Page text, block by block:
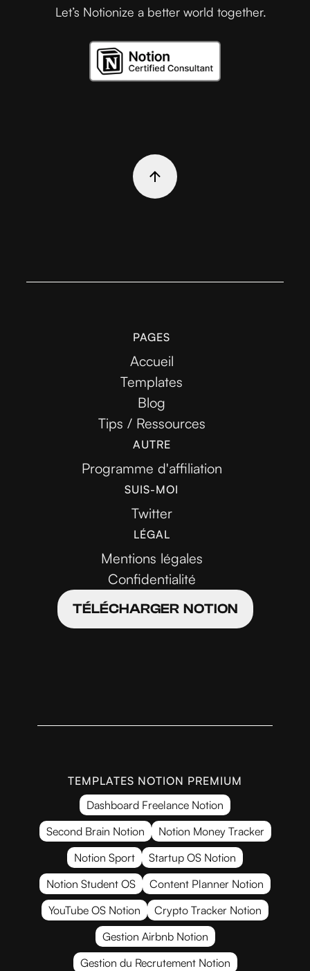
Let’s Notionize a better world together.
PAGES
Accueil
Templates
Blog
Tips / Ressources
AUTRE
Programme d'affiliation
SUIS-MOI
Twitter
LÉGAL
Mentions légales
Confidentialité
TÉLÉCHARGER NOTION
TEMPLATES NOTION PREMIUM
Dashboard Freelance Notion
Second Brain Notion
Notion Money Tracker
Notion Sport
Startup OS Notion
Notion Student OS
Content Planner Notion
YouTube OS Notion
Crypto Tracker Notion
Gestion Airbnb Notion
Gestion du Recrutement Notion